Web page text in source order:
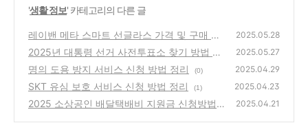
'생활 정보' 카테고리의 다른 글
레이밴 메타 스마트 선글라스 가격 및 구매 방
법 정리
(0)
2025.05.28
2025년 대통령 선거 사전투표소 찾기 방법 총
정리
(2)
2025.05.27
명의 도용 방지 서비스 신청 방법 정리 (0) 2025.04.29
SKT 유심 보호 서비스 신청 방법 정리 (1) 2025.04.23
2025 소상공인 배달택배비 지원금 신청방법
2025.04.21